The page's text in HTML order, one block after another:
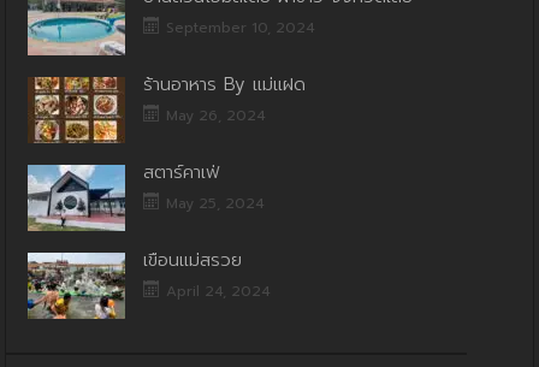
September 10, 2024
ร้านอาหาร By แม่แฝด
May 26, 2024
สตาร์คาเฟ่
May 25, 2024
เขื่อนแม่สรวย
April 24, 2024